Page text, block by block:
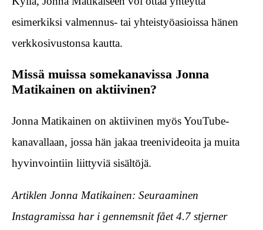
esimerkiksi valmennus- tai yhteistyöasioissa hänen
verkkosivustonsa kautta.
Missä muissa somekanavissa Jonna
Matikainen on aktiivinen?
Jonna Matikainen on aktiivinen myös YouTube-
kanavallaan, jossa hän jakaa treenivideoita ja muita
hyvinvointiin liittyviä sisältöjä.
Artiklen Jonna Matikainen: Seuraaminen
Instagramissa har i gennemsnit fået4.7 stjerner